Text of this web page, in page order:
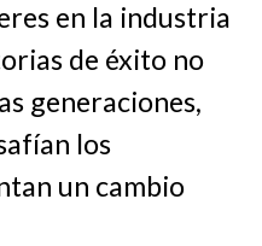
en la industria
de éxito no
generaciones,
los
un cambio